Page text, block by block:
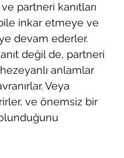
partneri kanıtları
inkar etmeye ve
devam ederler.
değil de, partneri
anlamlar
Veya
ve önemsiz bir